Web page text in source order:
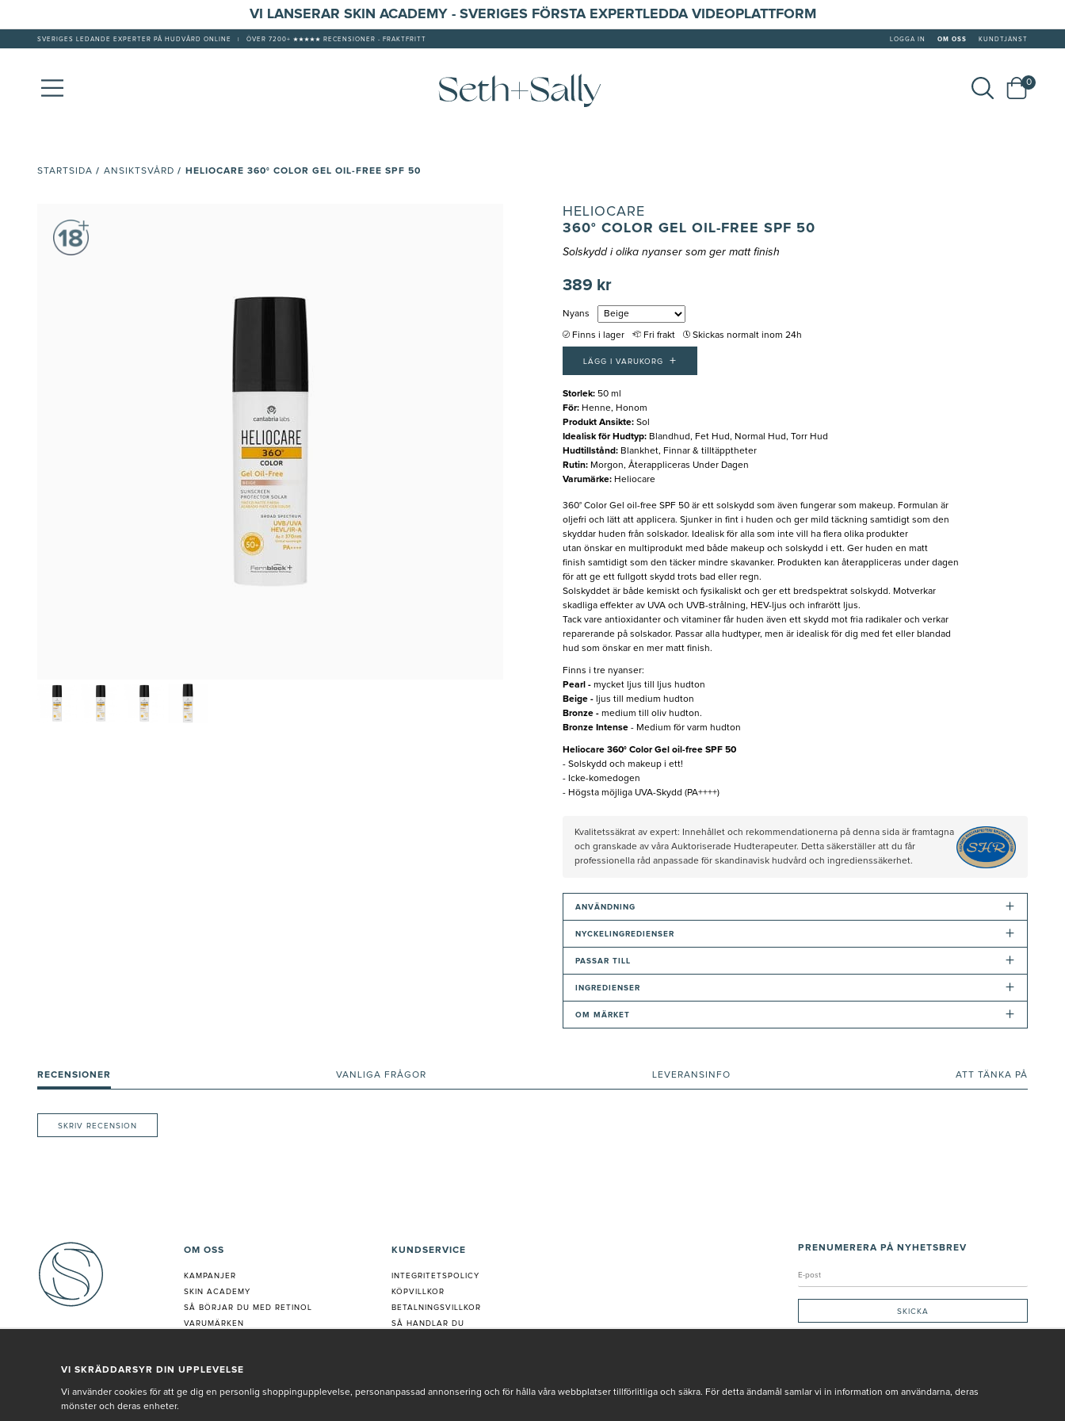
VI LANSERAR SKIN ACADEMY - SVERIGES FÖRSTA EXPERTLEDDA VIDEOPLATTFORM
SVERIGES LEDANDE EXPERTER PÅ HUDVÅRD ONLINE ÖVER 7200+ ★★★★★ RECENSIONER - FRAKTFRITT LOGGA IN OM OSS KUNDTJÄNST
0
STARTSIDA / ANSIKTSVÅRD / HELIOCARE 360° COLOR GEL OIL-FREE SPF 50
HELIOCARE
360° COLOR GEL OIL-FREE SPF 50
Solskydd i olika nyanser som ger matt finish
389 kr
Nyans
Finns i lager Fri frakt Skickas normalt inom 24h
LÄGG I VARUKORG +
Storlek: 50 ml
För: Henne, Honom
Produkt Ansikte: Sol
Idealisk för Hudtyp: Blandhud, Fet Hud, Normal Hud, Torr Hud
Hudtillstånd: Blankhet, Finnar & tilltäpptheter
Rutin: Morgon, Återappliceras Under Dagen
Varumärke: Heliocare
360° Color Gel oil-free SPF 50 är ett solskydd som även fungerar som makeup. Formulan är
oljefri och lätt att applicera. Sjunker in fint i huden och ger mild täckning samtidigt som den
skyddar huden från solskador. Idealisk för alla som inte vill ha flera olika produkter
utan önskar en multiprodukt med både makeup och solskydd i ett. Ger huden en matt
finish samtidigt som den täcker mindre skavanker. Produkten kan återappliceras under dagen
för att ge ett fullgott skydd trots bad eller regn.
Solskyddet är både kemiskt och fysikaliskt och ger ett bredspektrat solskydd. Motverkar
skadliga effekter av UVA och UVB-strålning, HEV-ljus och infrarött ljus.
Tack vare antioxidanter och vitaminer får huden även ett skydd mot fria radikaler och verkar
reparerande på solskador. Passar alla hudtyper, men är idealisk för dig med fet eller blandad
hud som önskar en mer matt finish.
Finns i tre nyanser:
Pearl -mycket ljus till ljus hudton
Beige -ljus till medium hudton
Bronze - medium till oliv hudton.
Bronze Intense - Medium för varm hudton
Heliocare 360° Color Gel oil-free SPF 50
- Solskydd och makeup i ett!
- Icke-komedogen
- Högsta möjliga UVA-Skydd (PA++++)
Kvalitetssäkrat av expert: Innehållet och rekommendationerna på denna sida är framtagna
och granskade av våra Auktoriserade Hudterapeuter. Detta säkerställer att du får
professionella råd anpassade för skandinavisk hudvård och ingredienssäkerhet.
ANVÄNDNING +
NYCKELINGREDIENSER +
PASSAR TILL +
INGREDIENSER +
OM MÄRKET +
RECENSIONER VANLIGA FRÅGOR LEVERANSINFO ATT TÄNKA PÅ
SKRIV RECENSION
OM OSS
KAMPANJER
SKIN ACADEMY
SÅ BÖRJAR DU MED RETINOL
VARUMÄRKEN
VÅR PERSONAL
KUNDSERVICE
INTEGRITETSPOLICY
KÖPVILLKOR
BETALNINGSVILLKOR
SÅ HANDLAR DU
REKLAMATION
PRENUMERERA PÅ NYHETSBREV
VI SKRÄDDARSYR DIN UPPLEVELSE
Vi använder cookies för att ge dig en personlig shoppingupplevelse, personanpassad annonsering och för hålla våra webbplatser tillförlitliga och säkra. För detta ändamål samlar vi in information om användarna, deras
mönster och deras enheter.